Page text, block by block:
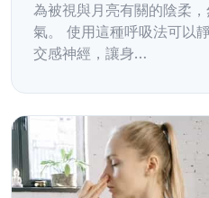
為被視與月亮有關的陰柔
氣。 使用這種呼吸法可以
交感神經，讓身…